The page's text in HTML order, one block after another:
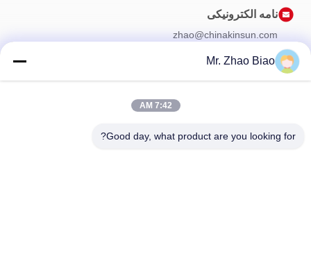
نامه الکترونیکی
zhao@chinakinsun.com
برای دریافت تخفیف و موارد بیشتر در خبرنامه ما مشترک شوید.
Mr. Zhao Biao
7:42 AM
Good day, what product are you looking for?